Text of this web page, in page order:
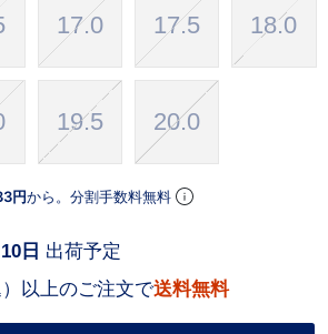
17.0 17.5 18.0
19.5 20.0
円から。分割手数料無料
以上のご注文で送料無料
日 出荷予定